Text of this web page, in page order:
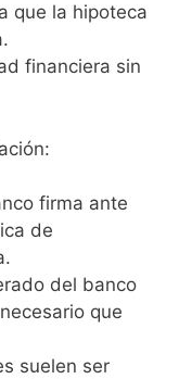
que la hipoteca
financiera sin
firma ante
de
del banco
que
suelen ser